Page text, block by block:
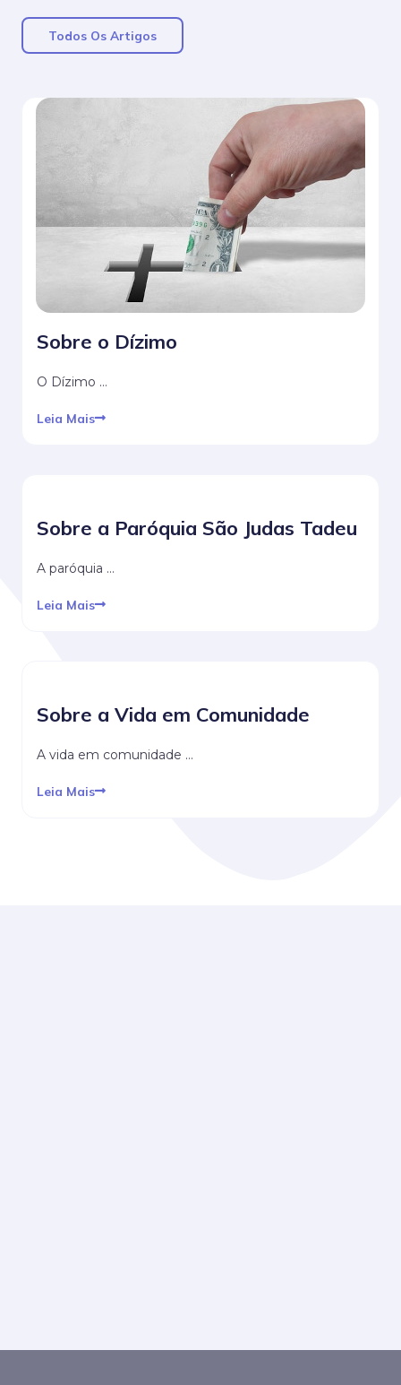
Todos Os Artigos
Sobre o Dízimo
O Dízimo …
Leia Mais
Sobre a Paróquia São Judas Tadeu
A paróquia …
Leia Mais
Sobre a Vida em Comunidade
A vida em comunidade …
Leia Mais